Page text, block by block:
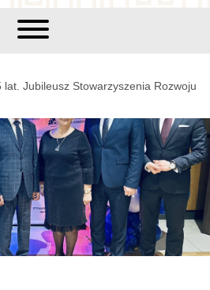
lat. Jubileusz Stowarzyszenia Rozwoju